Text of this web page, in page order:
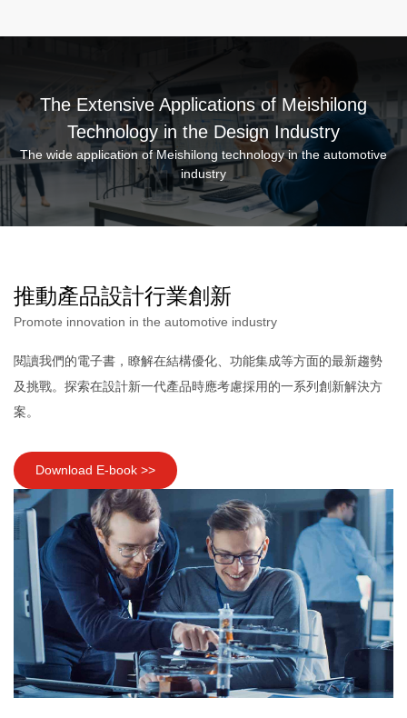
The Extensive Applications of Meishilong
Technology in the Design Industry
The wide application of Meishilong technology in the automotive
industry
推動產品設計行業創新
Promote innovation in the automotive industry
閱讀我們的電子書，瞭解在結構優化、功能集成等方面的最新趨勢
及挑戰。探索在設計新一代產品時應考慮採用的一系列創新解決方
案。
Download E-book >>